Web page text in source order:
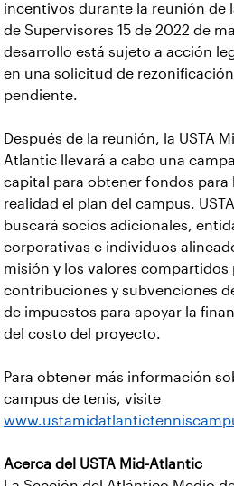
incentivos durante la reunión de
de Supervisores 15 de 2022 de
desarrollo está sujeto a acción
en una solicitud de rezonificación
pendiente.
Después de la reunión, la USTA
Atlantic llevará a cabo una
capital para obtener fondos para
realidad el plan del campus.
buscará socios adicionales,
corporativas e individuos
misión y los valores compartidos
contribuciones y subvenciones
de impuestos para apoyar la
del costo del proyecto.
Para obtener más información
campus de tenis, visite
Acerca del USTA Mid-Atlantic